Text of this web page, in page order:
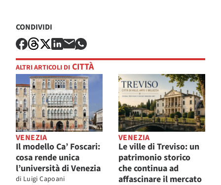
CONDIVIDI
ALTRI ARTICOLI DI CITTÀ
VENEZIA
Il modello Ca’ Foscari:
cosa rende unica
l’università di Venezia
di Luigi Capoani
VENEZIA
Le ville di Treviso: un
patrimonio storico
che continua ad
affascinare il mercato